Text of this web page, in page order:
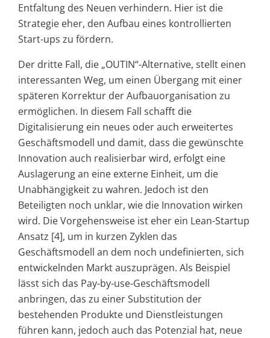
Entfaltung des Neuen verhindern. Hier ist die
Strategie eher, den Aufbau eines kontrollierten
Start-ups zu fördern.
Der dritte Fall, die „OUTIN“-Alternative, stellt einen
interessanten Weg, um einen Übergang mit einer
späteren Korrektur der Aufbauorganisation zu
ermöglichen. In diesem Fall schafft die
Digitalisierung ein neues oder auch erweitertes
Geschäftsmodell und damit, dass die gewünschte
Innovation auch realisierbar wird, erfolgt eine
Auslagerung an eine externe Einheit, um die
Unabhängigkeit zu wahren. Jedoch ist den
Beteiligten noch unklar, wie die Innovation wirken
wird. Die Vorgehensweise ist eher ein Lean-Startup
Ansatz [4], um in kurzen Zyklen das
Geschäftsmodell an dem noch undefinierten, sich
entwickelnden Markt auszuprägen. Als Beispiel
lässt sich das Pay-by-use-Geschäftsmodell
anbringen, das zu einer Substitution der
bestehenden Produkte und Dienstleistungen
führen kann, jedoch auch das Potenzial hat, neue